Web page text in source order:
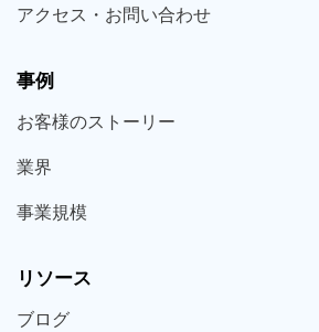
アクセス・お問い合わせ
事例
お客様のストーリー
業界
事業規模
リソース
ブログ